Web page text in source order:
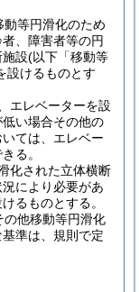
等円滑化のため
、障害者等の円
設(以下「移動等
設けるものとす
エレベーターを設
い場合その他の
ては、エレベー
る。
化された立体横断
により必要があ
るものとする。
の他移動等円滑化
準は、規則で定